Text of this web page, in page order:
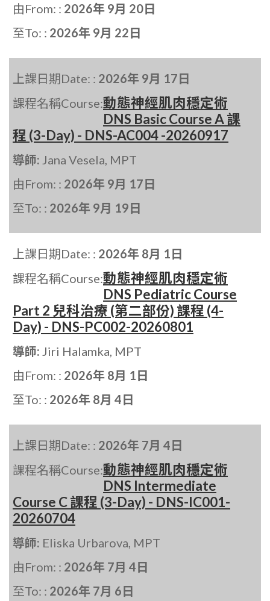
由From: : 2026年 9月 20日
至To: : 2026年 9月 22日
上課日期Date: : 2026年 9月 17日
課程名稱Course:動態神經肌肉穩定術
DNS Basic Course A 課
程 (3-Day) - DNS-AC004 -20260917
導師: Jana Vesela, MPT
由From: : 2026年 9月 17日
至To: : 2026年 9月 19日
上課日期Date: : 2026年 8月 1日
課程名稱Course:動態神經肌肉穩定術
DNS Pediatric Course
Part 2 兒科治療 (第二部份) 課程 (4-
Day) - DNS-PC002-20260801
導師: Jiri Halamka, MPT
由From: : 2026年 8月 1日
至To: : 2026年 8月 4日
上課日期Date: : 2026年 7月 4日
課程名稱Course:動態神經肌肉穩定術
DNS Intermediate
Course C 課程 (3-Day) - DNS-IC001-
20260704
導師: Eliska Urbarova, MPT
由From: : 2026年 7月 4日
至To: : 2026年 7月 6日